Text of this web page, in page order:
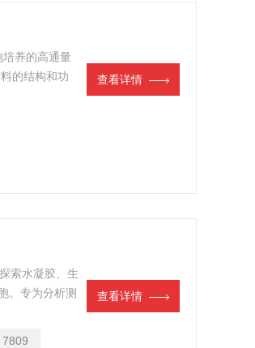
养的高通量
的结构和功
查看详情
索水凝胶、生
。专为分析测
7809
查看详情